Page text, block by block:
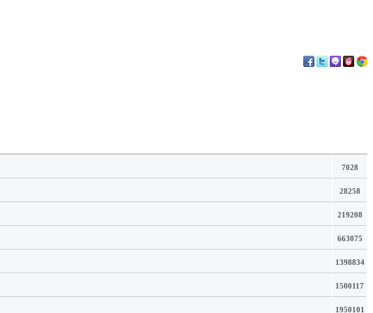
7028
28258
219208
663075
1398834
1500117
1950101